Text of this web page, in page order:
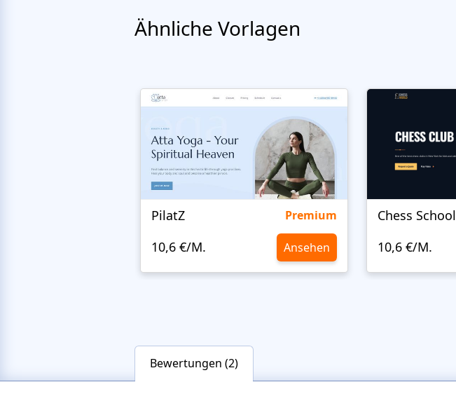
Ähnliche Vorlagen
PilatZ Premium
10,6 €/M. Ansehen
Chess School
10,6 €/M.
Bewertungen (2)